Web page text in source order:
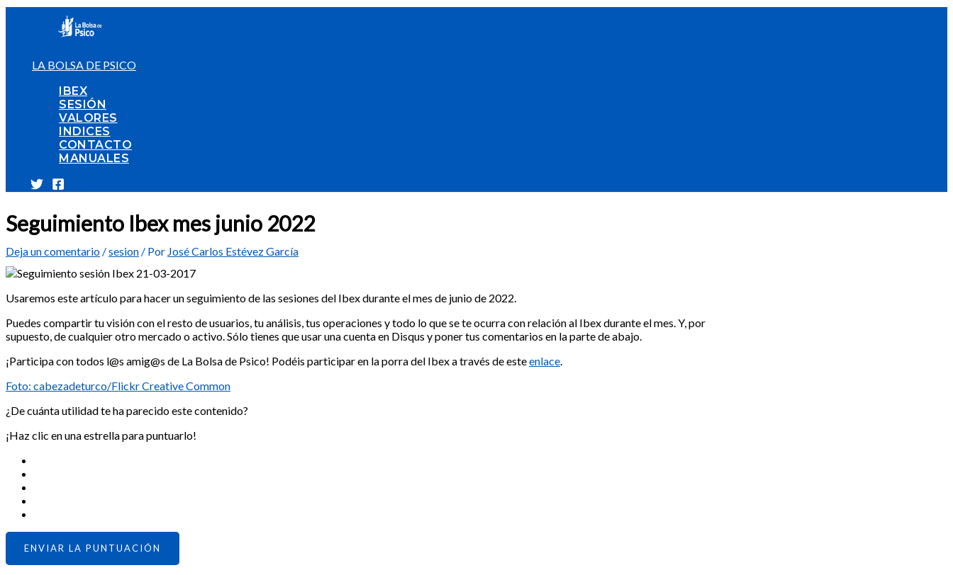
LA BOLSA DE PSICO
IBEX
SESIÓN
VALORES
INDICES
CONTACTO
MANUALES
Seguimiento Ibex mes junio 2022
Deja un comentario /sesion / Por José Carlos Estévez García
Usaremos este artículo para hacer un seguimiento de las sesiones del Ibex durante el mes de junio de 2022.
Puedes compartir tu visión con el resto de usuarios, tu análisis, tus operaciones y todo lo que se te ocurra con relación al Ibex durante el mes. Y, por
supuesto, de cualquier otro mercado o activo. Sólo tienes que usar una cuenta en Disqus y poner tus comentarios en la parte de abajo.
¡Participa con todos l@s amig@s de La Bolsa de Psico! Podéis participar en la porra del Ibex a través de esteenlace.
Foto: cabezadeturco/Flickr Creative Common
¿De cuánta utilidad te ha parecido este contenido?
¡Haz clic en una estrella para puntuarlo!
ENVIAR LA PUNTUACIÓN